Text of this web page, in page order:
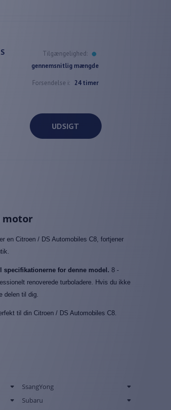
Tilgængelighed:
gennemsnitlig mængde
Forsendelse i: 24 timer
UDSIGT
motor
en Citroen / DS Automobiles C8, fortjener
specifikationerne for denne model. 8 -
renoverede turboladere. Hvis du ikke
delen til dig.
til din Citroen / DS Automobiles C8.
SsangYong
Subaru